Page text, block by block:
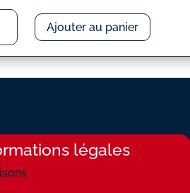
Ajouter au panier
légales